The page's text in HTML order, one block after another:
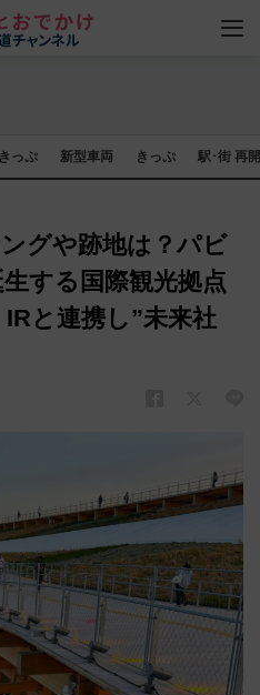
っぷ 新型車両 きっぷ 駅･街 再
グや跡地は？パビ
する国際観光拠点
と連携し”未来社